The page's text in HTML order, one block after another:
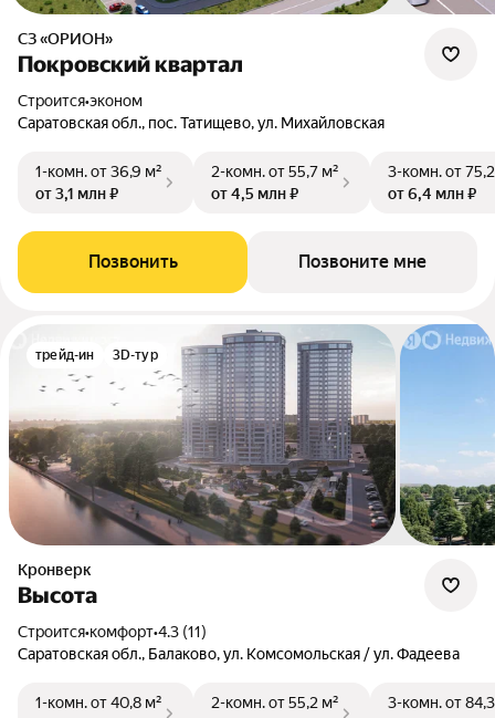
СЗ «ОРИОН»
Покровский квартал
Строится•эконом
Саратовская обл., пос. Татищево, ул. Михайловская
1-комн.от 36,9 м²
от 3,1 млн ₽
2-комн.от 55,7 м²
от 4,5 млн ₽
3-комн.от
от 6,4 млн ₽
Позвонить Позвоните мне
трейд-ин 3D-тур
Кронверк
Высота
Строится•комфорт•4.3 (11)
Саратовская обл., Балаково, ул. Комсомольская / ул. Фадеева
1-комн.от 40,8 м²
2-комн.от 55,2 м²
3-комн.от